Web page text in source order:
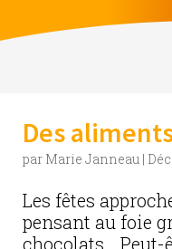
Des
par Marie Janneau |
Les fêtes
pensant au foie
chocolats… Peut-